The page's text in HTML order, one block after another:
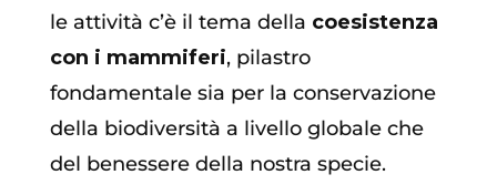
le attività c’è il tema della coesistenza
con i mammiferi, pilastro
fondamentale sia per la conservazione
della biodiversità a livello globale che
del benessere della nostra specie.